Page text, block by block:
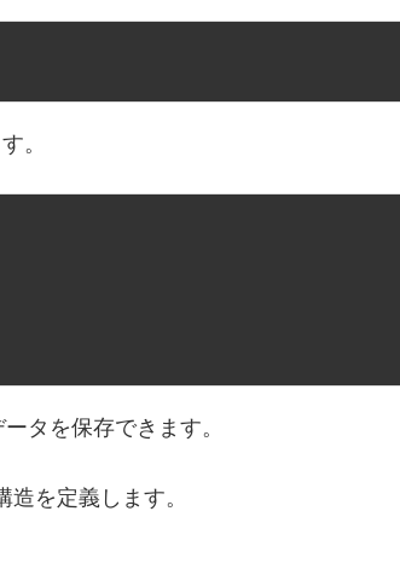
。
タを保存できます。
を定義します。